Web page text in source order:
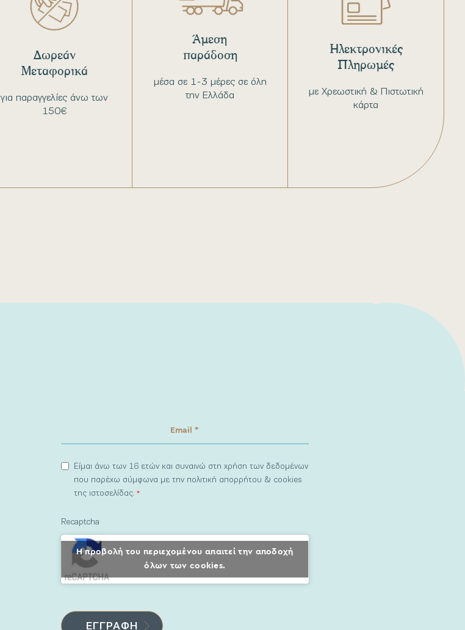
για παραγγελίες άνω των
150€
Δωρεάν
Μεταφορικά
μέσα σε 1-3 μέρες σε όλη
την Ελλάδα
Άμεση
παράδοση
με Χρεωστική & Πιστωτική
κάρτα
Ηλεκτρονικές
Πληρωμές
Είμαι άνω των 16 ετών και συναινώ στη χρήση των δεδομένων
που παρέχω σύμφωνα με την πολιτική απορρήτου & cookies
της ιστοσελίδας.*
Recaptcha
Η προβολή του περιεχομένου απαιτεί την αποδοχή
όλων των cookies.